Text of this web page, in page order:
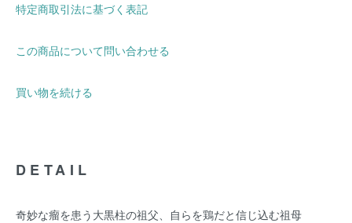
特定商取引法に基づく表記
この商品について問い合わせる
買い物を続ける
DETAIL
奇妙な瘤を患う大黒柱の祖父、自らを鶏だと信じ込む祖母